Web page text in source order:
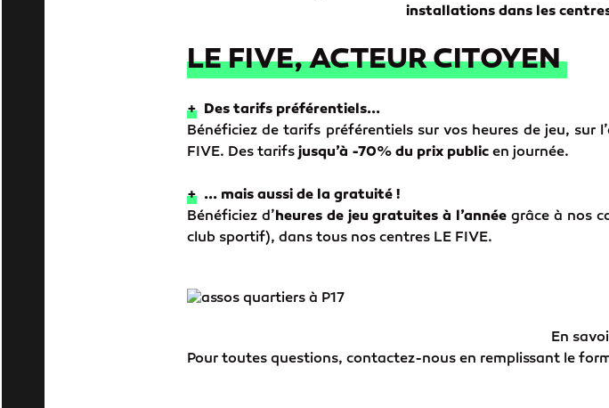
installations dans les
LE FIVE, ACTEUR CITOYEN
+ Des tarifs préférentiels...
Bénéficiez de tarifs préférentiels sur vos heures de jeu, sur
FIVE. Des tarifsjusqu’à -70% du prix public en journée.
+ ... mais aussi de la gratuité !
Bénéficiez d’heures de jeu gratuites à l’année grâce à nos
club sportif), dans tous nos centres LE FIVE.
En
Pour toutes questions, contactez-nous en remplissant le